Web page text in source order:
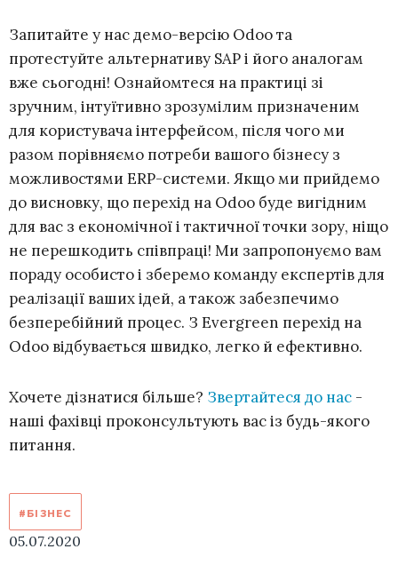
Запитайте у нас демо-версію Odoo та
протестуйте альтернативу SAP і його аналогам
вже сьогодні! Ознайомтеся на практиці зі
зручним, інтуїтивно зрозумілим призначеним
для користувача інтерфейсом, після чого ми
разом порівняємо потреби вашого бізнесу з
можливостями ERP-системи. Якщо ми прийдемо
до висновку, що перехід на Odoo буде вигідним
для вас з економічної і тактичної точки зору, ніщо
не перешкодить співпраці! Ми запропонуємо вам
пораду особисто і зберемо команду експертів для
реалізації ваших ідей, а також забезпечимо
безперебійний процес. З Evergreen перехід на
Odoo відбувається швидко, легко й ефективно.
Хочете дізнатися більше? Звертайтеся до нас -
наші фахівці проконсультують вас із будь-якого
питання.
#БІЗНЕС
05.07.2020